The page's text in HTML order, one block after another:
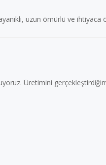
uzun ömürlü ve
Üretimini